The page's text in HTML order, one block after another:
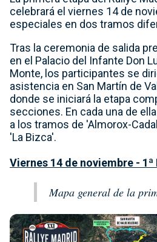
celebrará el viernes 14 de
especiales en dos tramos
Tras la ceremonia de salida
en el Palacio del Infante Don
Monte, los participantes se
asistencia en San Martín de
donde se iniciará la etapa
secciones. En cada una de
a los tramos de 'Almorox-
'La Bizca'.
Viernes 14 de noviembre - 1ª
Mapa general de la